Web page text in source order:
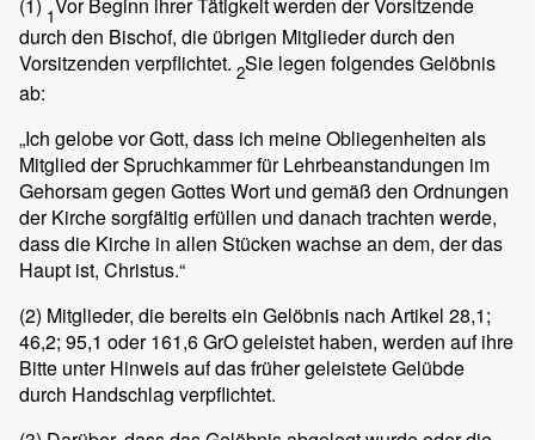
(1) 1Vor Beginn ihrer Tätigkeit werden der Vorsitzende
durch den Bischof, die übrigen Mitglieder durch den
Vorsitzenden verpflichtet. 2Sie legen folgendes Gelöbnis
ab:
„Ich gelobe vor Gott, dass ich meine Obliegenheiten als
Mitglied der Spruchkammer für Lehrbeanstandungen im
Gehorsam gegen Gottes Wort und gemäß den Ordnungen
der Kirche sorgfältig erfüllen und danach trachten werde,
dass die Kirche in allen Stücken wachse an dem, der das
Haupt ist, Christus.“
(2) Mitglieder, die bereits ein Gelöbnis nach Artikel 28,1;
46,2; 95,1 oder 161,6 GrO geleistet haben, werden auf ihre
Bitte unter Hinweis auf das früher geleistete Gelübde
durch Handschlag verpflichtet.